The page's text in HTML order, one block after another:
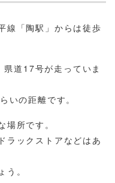
線「陶駅」からは徒歩
道17号が走っていま
いの距離です。
所です。
ラックストアなどはあ
。